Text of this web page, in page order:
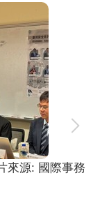
來源: 國際事務